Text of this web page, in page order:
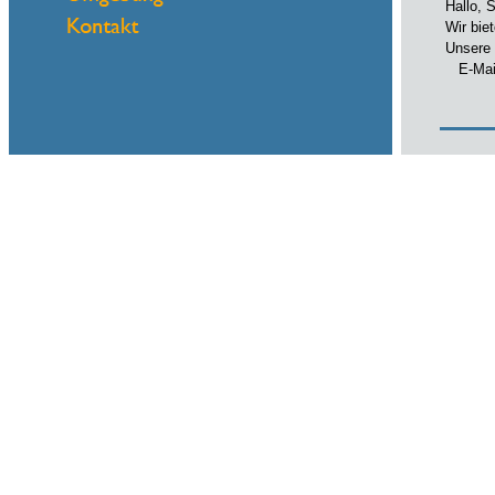
Hallo,
Wir
E-